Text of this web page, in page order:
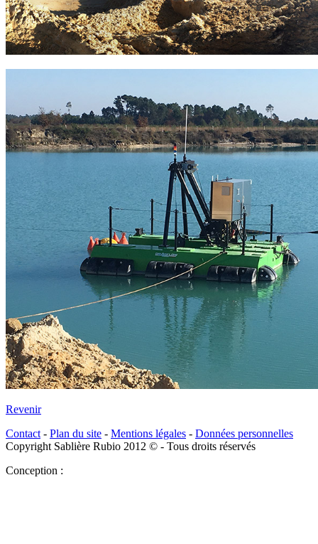
Revenir
Contact - Plan du site - Mentions légales - Données personnelles
Copyright Sablière Rubio 2012 © - Tous droits réservés
Conception :